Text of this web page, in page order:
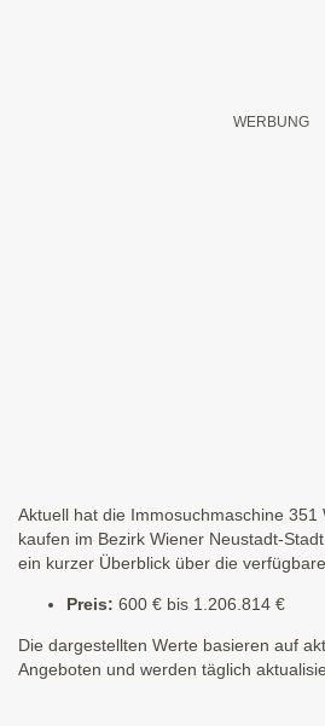
Aktuell hat die Immosuchmaschine 351
kaufen im Bezirk Wiener Neustadt-
ein kurzer Überblick über die
Preis: 600 € bis 1.206.814 €
Die dargestellten Werte basieren auf
Angeboten und werden täglich